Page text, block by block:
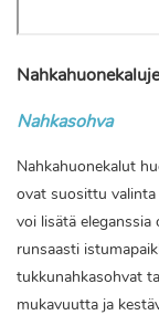
Nahkasohva
Nahkahuonekalut
ovat suosittu
voi lisätä eleganssia
runsaasti
tukkunahkasohvat
mukavuutta ja